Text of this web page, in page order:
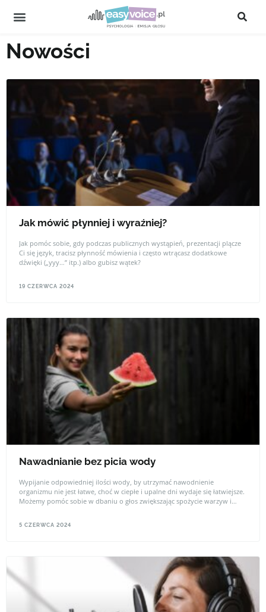
Nowości
Jak mówić płynniej i wyraźniej?
Jak pomóc sobie, gdy podczas publicznych wystąpień, prezentacji plącze
Ci się język, tracisz płynność mówienia i często wtrącasz dodatkowe
dźwięki („yyy…” itp.) albo gubisz wątek?
19 CZERWCA 2024
Nawadnianie bez picia wody
Wypijanie odpowiedniej ilości wody, by utrzymać nawodnienie
organizmu nie jest łatwe, choć w ciepłe i upalne dni wydaje się łatwiejsze.
Możemy pomóc sobie w dbaniu o głos zwiększając spożycie warzyw i
niektóre propozycje. Zabierz ze sobą porcję warzyw czy owoców i
5 CZERWCA 2024